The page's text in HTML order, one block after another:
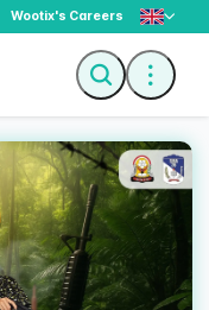
Wootix's Careers